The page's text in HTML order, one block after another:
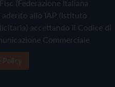
(Federazione Italiana
allo IAP (Istituto
accettando il Codice di
Commerciale